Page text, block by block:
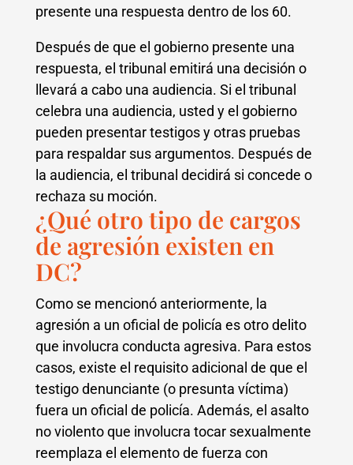
presente una respuesta dentro de los 60.
Después de que el gobierno presente una
respuesta, el tribunal emitirá una decisión o
llevará a cabo una audiencia. Si el tribunal
celebra una audiencia, usted y el gobierno
pueden presentar testigos y otras pruebas
para respaldar sus argumentos. Después de
la audiencia, el tribunal decidirá si concede o
rechaza su moción.
¿Qué otro tipo de cargos
de agresión existen en
DC?
Como se mencionó anteriormente, la
agresión a un oficial de policía es otro delito
que involucra conducta agresiva. Para estos
casos, existe el requisito adicional de que el
testigo denunciante (o presunta víctima)
fuera un oficial de policía. Además, el asalto
no violento que involucra tocar sexualmente
reemplaza el elemento de fuerza con